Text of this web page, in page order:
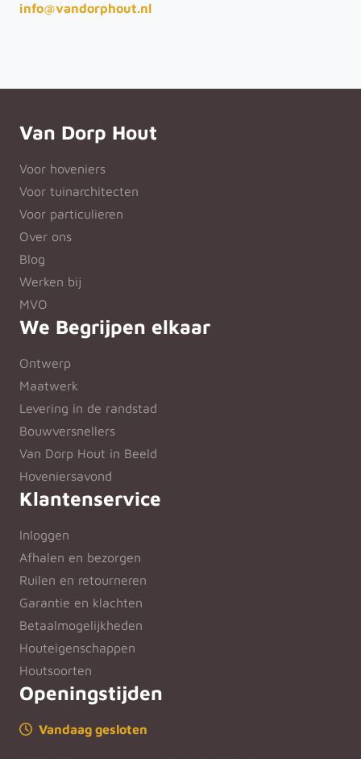
info@vandorphout.nl
Van Dorp Hout
Voor hoveniers
Voor tuinarchitecten
Voor particulieren
Over ons
Blog
Werken bij
MVO
We Begrijpen elkaar
Ontwerp
Maatwerk
Levering in de randstad
Bouwversnellers
Van Dorp Hout in Beeld
Hoveniersavond
Klantenservice
Inloggen
Afhalen en bezorgen
Ruilen en retourneren
Garantie en klachten
Betaalmogelijkheden
Houteigenschappen
Houtsoorten
Openingstijden
Vandaag gesloten